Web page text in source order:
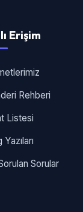
Erişim
Rehberi
Listesi
Yazıları
Sorular